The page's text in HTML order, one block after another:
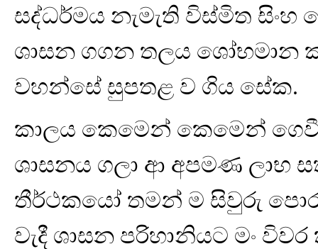
සද්ධර්මය නැමැති විස්මිත සිංහ
ශාසන ගගන තලය ශෝභමාන
වහන්සේ සුපතළ ව ගිය සේක.
කාලය කෙමෙන් කෙමෙන්
ශාසනය ගලා ආ අපමණ ලාභ
තීර්ථකයෝ තමන් ම සිවුරු
වැදී ශාසන පරිහානියට මං